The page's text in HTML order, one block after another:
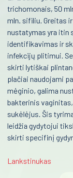
Reabilitacija
Kardiologija
Psichiatrija
Neurologija
Retos ligos
Radiologija
Onkologija
Urologija
Genetika
trichomonais, 50
mln. sifiliu. Greitas
nustatymas yra itin
identifikavimas ir
infekcijų plitimui.
skirti lytiškai
plačiai naudojami
mėginio, galima
bakterinis
sukėlėjus. Šis
leidžia gydytojui
skirti specifinį
Lankstinukas